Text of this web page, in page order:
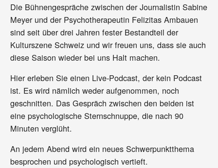
Die Bühnengespräche zwischen der Journalistin Sabine
Meyer und der Psychotherapeutin Felizitas Ambauen
sind seit über drei Jahren fester Bestandteil der
Kulturszene Schweiz und wir freuen uns, dass sie auch
diese Saison wieder bei uns Halt machen.
Hier erleben Sie einen Live-Podcast, der kein Podcast
ist. Es wird nämlich weder aufgenommen, noch
geschnitten. Das Gespräch zwischen den beiden ist
eine psychologische Sternschnuppe, die nach 90
Minuten verglüht.
An jedem Abend wird ein neues Schwerpunktthema
besprochen und psychologisch vertieft.